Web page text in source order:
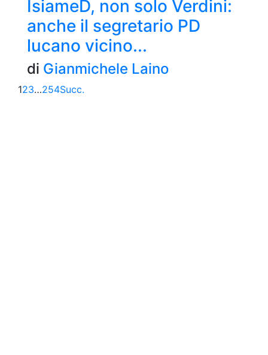
IsiameD, non solo Verdini:
anche il segretario PD
lucano vicino...
di Gianmichele Laino
123…254Succ.